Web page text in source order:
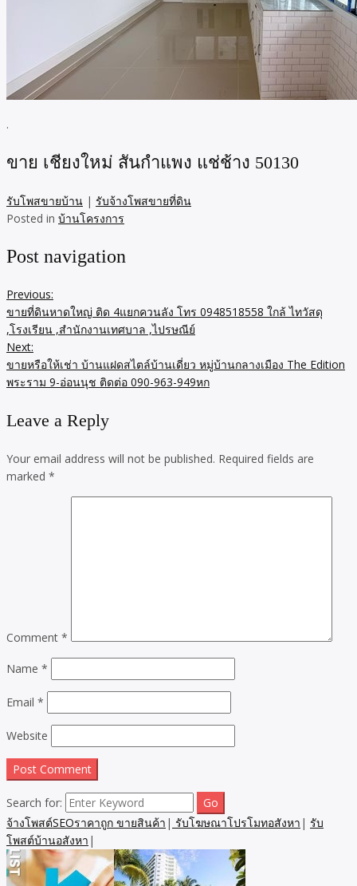
.
ขาย เชียงใหม่ สันกำแพง แช่ช้าง 50130
รับโพสขายบ้าน | รับจ้างโพสขายที่ดิน
Posted in บ้านโครงการ
Post navigation
Previous:
ขายที่ดินหาดใหญ่ ติด 4แยกควนลัง โทร 0948518558 ใกล้ ไทวัสดุ
,โรงเรียน ,สำนักงานเทศบาล ,ไปรษณีย์
Next:
ขายหรือให้เช่า บ้านแฝดสไตล์บ้านเดี่ยว หมู่บ้านกลางเมือง The Edition
พระราม 9-อ่อนนุช ติดต่อ 090-963-949หก
Leave a Reply
Your email address will not be published. Required fields are
marked *
Comment *
Name *
Email *
Website
Search for:
จ้างโพสต์SEOราคาถูก ขายสินค้า | รับโฆษณาโปรโมทอสังหา | รับ
โพสต์บ้านอสังหา |